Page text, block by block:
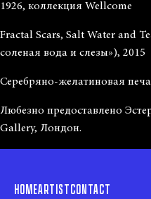
1926, коллекция Wellcome
Fractal Scars, Salt Water and
соленая вода и слезы»), 2015
Серебряно-желатиновая
Любезно предоставлено
Gallery, Лондон.
HOMEARTISTCONTACT